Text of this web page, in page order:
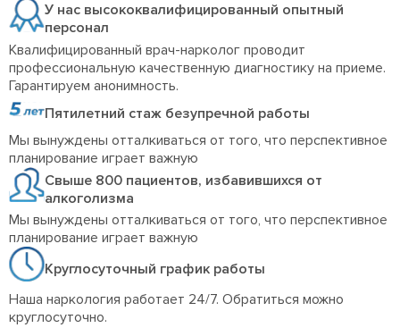
У нас высококвалифицированный опытный
персонал
Квалифицированный врач-нарколог проводит
профессиональную качественную диагностику на приеме.
Гарантируем анонимность.
Пятилетний стаж безупречной работы
Мы вынуждены отталкиваться от того, что перспективное
планирование играет важную
Свыше 800 пациентов, избавившихся от
алкоголизма
Мы вынуждены отталкиваться от того, что перспективное
планирование играет важную
Круглосуточный график работы
Наша наркология работает 24/7. Обратиться можно
круглосуточно.